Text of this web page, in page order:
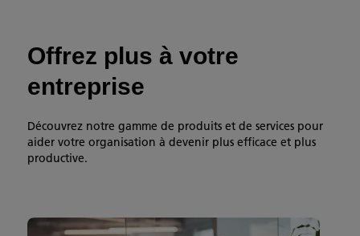
Offrez plus à votre
entreprise
Découvrez notre gamme de produits et de services pour
aider votre organisation à devenir plus efficace et plus
productive.